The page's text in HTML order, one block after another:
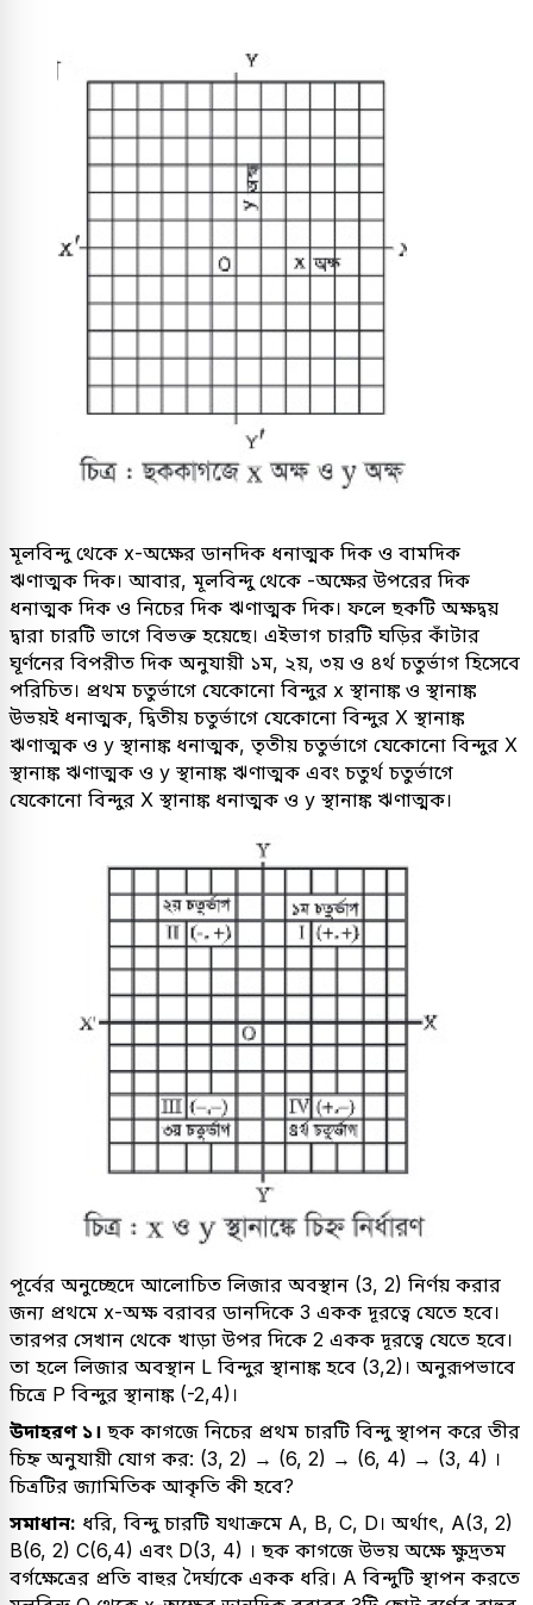
মূলবিন্দু থেকে x-অক্ষের ডানদিক ধনাত্মক দিক ও বামদিক
ঋণাত্মক দিক। আবার, মূলবিন্দু থেকে -অক্ষের উপরের দিক
ধনাত্মক দিক ও নিচের দিক ঋণাত্মক দিক। ফলে ছকটি অক্ষদ্বয়
দ্বারা চারটি ভাগে বিভক্ত হয়েছে। এইভাগ চারটি ঘড়ির কাঁটার
ঘূর্ণনের বিপরীত দিক অনুযায়ী ১ম, ২য়, ৩য় ও ৪র্থ চতুর্ভাগ হিসেবে
পরিচিত। প্রথম চতুর্ভাগে যেকোনো বিন্দুর x স্থানাঙ্ক ও স্থানাঙ্ক
উভয়ই ধনাত্মক, দ্বিতীয় চতুর্ভাগে যেকোনো বিন্দুর X স্থানাঙ্ক
ঋণাত্মক ও y স্থানাঙ্ক ধনাত্মক, তৃতীয় চতুর্ভাগে যেকোনো বিন্দুর X
স্থানাঙ্ক ঋণাত্মক ও y স্থানাঙ্ক ঋণাত্মক এবং চতুর্থ চতুর্ভাগে
যেকোনো বিন্দুর X স্থানাঙ্ক ধনাত্মক ও y স্থানাঙ্ক ঋণাত্মক।
পূর্বের অনুচ্ছেদে আলোচিত লিজার অবস্থান (3, 2) নির্ণয় করার
জন্য প্রথমে x-অক্ষ বরাবর ডানদিকে 3 একক দূরত্বে যেতে হবে।
তারপর সেখান থেকে খাড়া উপর দিকে 2 একক দূরত্বে যেতে হবে।
তা হলে লিজার অবস্থান L বিন্দুর স্থানাঙ্ক হবে (3,2)। অনুরূপভাবে
চিত্রে P বিন্দুর স্থানাঙ্ক (-2,4)।
উদাহরণ ১। ছক কাগজে নিচের প্রথম চারটি বিন্দু স্থাপন করে তীর
চিহ্ন অনুযায়ী যোগ কর: (3, 2) → (6, 2) → (6, 4) → (3, 4) ।
চিত্রটির জ্যামিতিক আকৃতি কী হবে?
সমাধান: ধরি, বিন্দু চারটি যথাক্রমে A, B, C, D। অর্থাৎ, A(3, 2)
B(6, 2) C(6,4) এবং D(3, 4) । ছক কাগজে উভয় অক্ষে ক্ষুদ্রতম
বর্গক্ষেত্রের প্রতি বাহুর দৈর্ঘ্যকে একক ধরি। A বিন্দুটি স্থাপন করতে